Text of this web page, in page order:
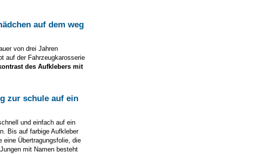
auf dem weg
von drei Jahren
auf der Fahrzeugkarosserie
des Aufklebers mit
zur schuleauf ein
und einfach auf ein
Bis auf farbige Aufkleber
Übertragungsfolie, die
mit Namen besteht